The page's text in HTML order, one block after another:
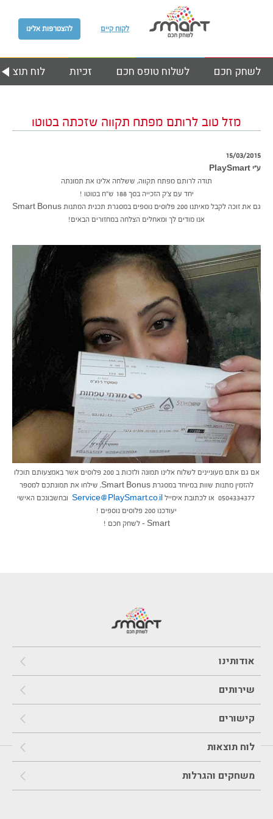
להצטרפות אלינו לקוח קיים
לוח זכיות לשלוח טופס חכם לשחק חכם
מזל טוב לרותם מפתח תקווה שזכתה בטוטו
15/03/2015
ע״י PlaySmart
תודה לרותם מפתח תקווה, ששלחה אלינו את תמונתה
יחד עם צ’ק הזכייה בסך 188 ש”ח בטוטו !
גם את זוכה לקבל מאיתנו 200 פלוסים נוספים במסגרת תכנית המתנות Smart Bonus
אנו מודים לך ומאחלים הצלחה במחזורים הבאים!
אם גם אתם מעוניינים לשלוח אלינו תמונה ולזכות ב 200 פלוסים אשר באמצעותם תוכלו
להזמין מתנות שוות במיוחד במסגרת Smart Bonus, שילחו את תמונתכם למספר
0504334377 או לכתובת אימייל
Service@PlaySmart.co.il ובחשבונכם האישי
יעודכנו 200 פלוסים נוספים !
Smart – לשחק חכם !
אודותינו
שירותים
קישורים
לוח תוצאות
משחקים והגרלות